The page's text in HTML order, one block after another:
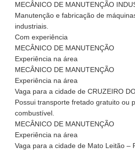
MECÂNICO DE MANUTENÇÃO
Manutenção e fabricação de
industriais.
Com experiência
MECÂNICO DE MANUTENÇÃO
Experiência na área
MECÂNICO DE MANUTENÇÃO
Experiência na área
Vaga para a cidade de CRUZEIRO
Possui transporte fretado gratuito ou
combustível.
MECÂNICO DE MANUTENÇÃO
Experiência na área
Vaga para a cidade de Mato Leitão –